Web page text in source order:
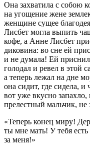
Она захватила с собою
на угощение жене
женщине сущее
Лисбет могла выпить
кофе, а Анне Лисбет
диковина: во сне ей
и не думала! Ей
голодал и ревел в этой
а теперь лежал на дне
она сидит, где сидела,
вот уже вкусно запахло,
прелестный мальчик, не
«Теперь конец миру!
ты мне мать! У тебя
за меня!»